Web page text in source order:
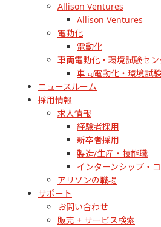
Allison Ventures
Allison Ventures
電動化
電動化
車両電動化・環境試験セン
車両電動化・環境試
ニュースルーム
採用情報
求人情報
経験者採用
新卒者採用
製造/生産・技能職
インターンシップ・
アリソンの職場
サポート
お問い合わせ
販売 + サービス検索